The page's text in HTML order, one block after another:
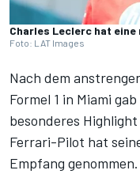
Charles Leclerc hat eine
Foto: LAT Images
Nach dem
Formel 1 in Miami
besonderes
Ferrari-Pilot hat
Empfang